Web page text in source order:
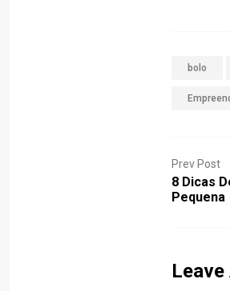
bolo
Prev Post
8 Dicas
Pequena